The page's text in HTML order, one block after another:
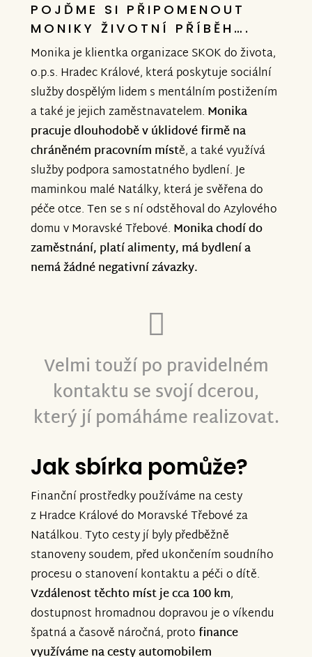
POJĎME SI PŘIPOMENOUT
MONIKY ŽIVOTNÍ PŘÍBĚH….
Monika je klientka organizace SKOK do života,
o.p.s. Hradec Králové, která poskytuje sociální
služby dospělým lidem s mentálním postižením
a také je jejich zaměstnavatelem. Monika
pracuje dlouhodobě v úklidové firmě na
chráněném pracovním místě, a také využívá
služby podpora samostatného bydlení. Je
maminkou malé Natálky, která je svěřena do
péče otce. Ten se s ní odstěhoval do Azylového
domu v Moravské Třebové. Monika chodí do
zaměstnání, platí alimenty, má bydlení a
nemá žádné negativní závazky.
Velmi touží po pravidelném
kontaktu se svojí dcerou,
který jí pomáháme realizovat.
Jak sbírka pomůže?
Finanční prostředky používáme na cesty
z Hradce Králové do Moravské Třebové za
Natálkou. Tyto cesty jí byly předběžně
stanoveny soudem, před ukončením soudního
procesu o stanovení kontaktu a péči o dítě.
Vzdálenost těchto míst je cca 100 km,
dostupnost hromadnou dopravou je o víkendu
špatná a časově náročná, protofinance